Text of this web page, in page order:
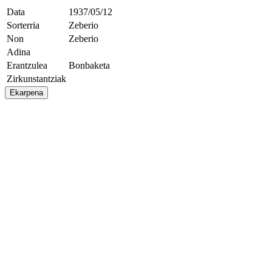
Data
1937/05/12
Sorterria
Zeberio
Non
Zeberio
Adina
Erantzulea
Bonbaketa
Zirkunstantziak